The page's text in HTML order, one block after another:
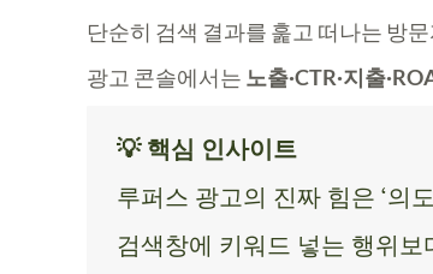
단순히 검색 결과를 훑고 떠나는 방
광고 콘솔에서는 노출·CTR·지출
💡 핵심 인사이트
루퍼스 광고의 진짜 힘은 ‘의
검색창에 키워드 넣는 행위